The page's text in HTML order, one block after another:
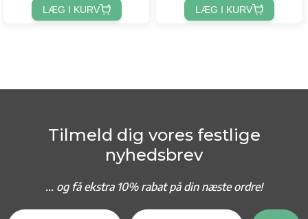
LÆG I KURV LÆG I KURV
Tilmeld dig vores festlige
nyhedsbrev
... og få ekstra 10% rabat på din næste ordre!